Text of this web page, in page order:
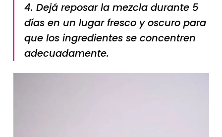
4. Dejá reposar la mezcla durante 5
días en un lugar fresco y oscuro para
que los ingredientes se concentren
adecuadamente.